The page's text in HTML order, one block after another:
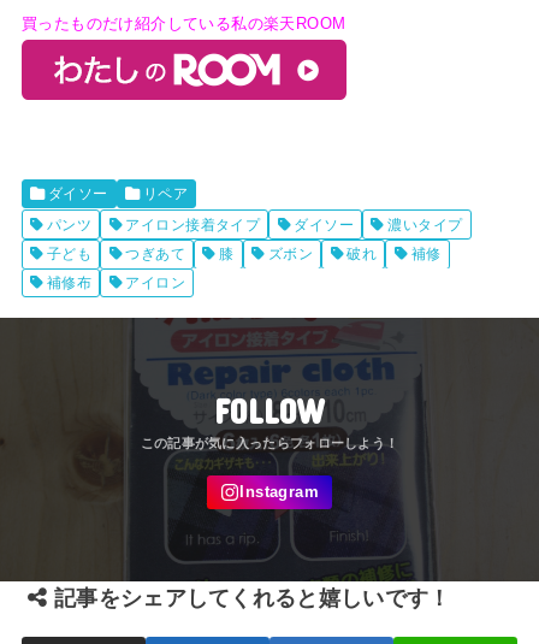
買ったものだけ紹介している私の楽天ROOM
ダイソー
リペア
パンツ
アイロン接着タイプ ダイソー
濃いタイプ
子ども
つぎあて 膝 ズボン 破れ
補修
補修布
アイロン
FOLLOW
記事をシェアしてくれると嬉しいです！